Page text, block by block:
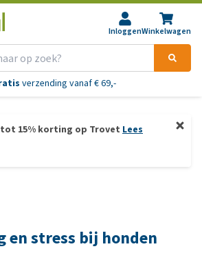
InloggenWinkelwagen
verzending vanaf € 69,-
15% korting op Trovet Lees
en stress bij honden